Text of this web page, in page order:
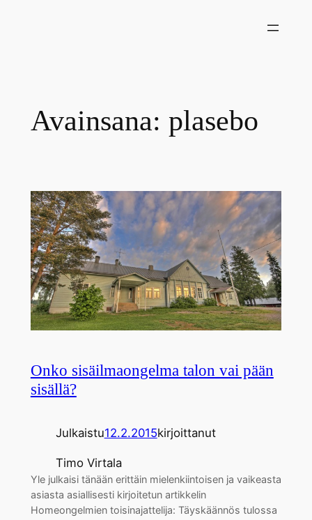
Avainsana: plasebo
Onko sisäilmaongelma talon vai pään
sisällä?
Julkaistu12.2.2015kirjoittanut
Timo Virtala
Yle julkaisi tänään erittäin mielenkiintoisen ja vaikeasta
asiasta asiallisesti kirjoitetun artikkelin
Homeongelmien toisinajattelija: Täyskäännös tulossa